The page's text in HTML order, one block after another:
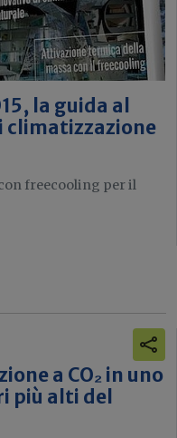
la guida al
climatizzazione
freecooling per il
a CO₂ in uno
più alti del